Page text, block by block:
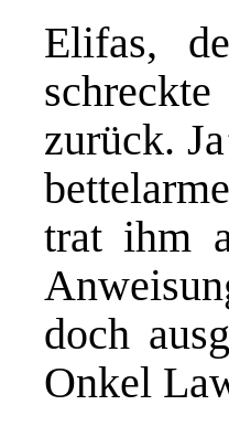
Elifas,
zurück.
trat ihm
doch
Onkel